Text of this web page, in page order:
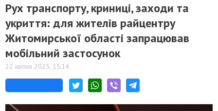
Рух транспорту, криниці, заходи та
укриття: для жителів райцентру
Житомирської області запрацював
мобільний застосунок
22 квітня 2025, 15:14